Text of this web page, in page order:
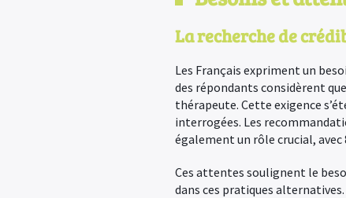
La recherche de
Les Français expriment un
des répondants considèrent
thérapeute. Cette exigence
interrogées. Les
également un rôle crucial, avec
Ces attentes soulignent le
dans ces pratiques alternatives.